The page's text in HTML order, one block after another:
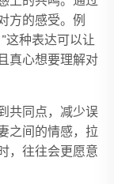
方的感受。例
这种表达可以让
真心想要理解对
共同点，减少误
之间的情感，拉
，往往会更愿意